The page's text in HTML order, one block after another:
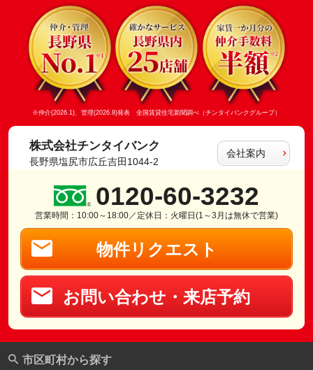
※仲介(2026.1)、管理(2026.8)発表 全国賃貸住宅新聞調べ（チンタイバンクグループ）
株式会社チンタイバンク
長野県塩尻市広丘吉田1044-2
会社案内
0120-60-3232
営業時間：10:00～18:00／定休日：火曜日(1～3月は無休で営業)
物件リクエスト
お問い合わせ・来店予約
市区町村から探す